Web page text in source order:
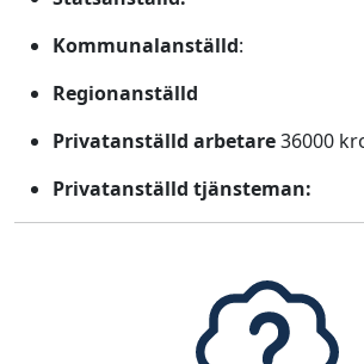
Kommunalanställd:
Regionanställd
Privatanställd arbetare36000
Privatanställd tjänsteman: